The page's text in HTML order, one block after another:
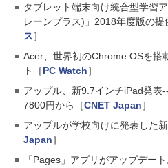
タブレット端末向け統合型学習
レーンプラス)」2018年度版の提
ス］
Acer、世界初のChrome OSを搭
ト［PC Watch］
アップル、新9.7インチiPad発表
7800円から［CNET Japan］
アップルが学校向けに発表した
Japan］
「Pages」アプリがアップデー